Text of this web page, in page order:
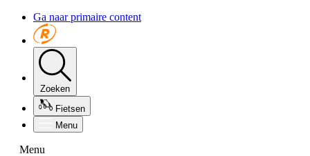
Ga naar primaire content
Zoeken
Fietsen
Menu
Menu